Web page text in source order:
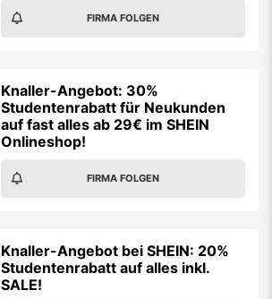
FIRMA FOLGEN
Knaller-Angebot: 30%
Studentenrabatt für Neukunden
auf fast alles ab 29€ im SHEIN
Onlineshop!
FIRMA FOLGEN
Knaller-Angebot bei SHEIN: 20%
Studentenrabatt auf alles inkl.
SALE!